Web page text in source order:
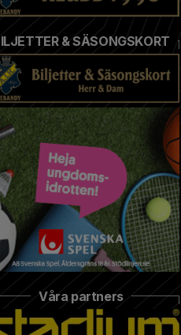
& SÄSONGSKORT
Våra partners